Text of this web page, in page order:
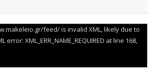
feed/ is invalid XML, likely due to
XML_ERR_NAME_REQUIRED at line 168,